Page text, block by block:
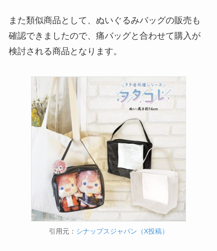
また類似商品として、ぬいぐるみバッグの販売も
確認できましたので、痛バッグと合わせて購入が
検討される商品となります。
引用元： シナップスジャパン（X投稿）